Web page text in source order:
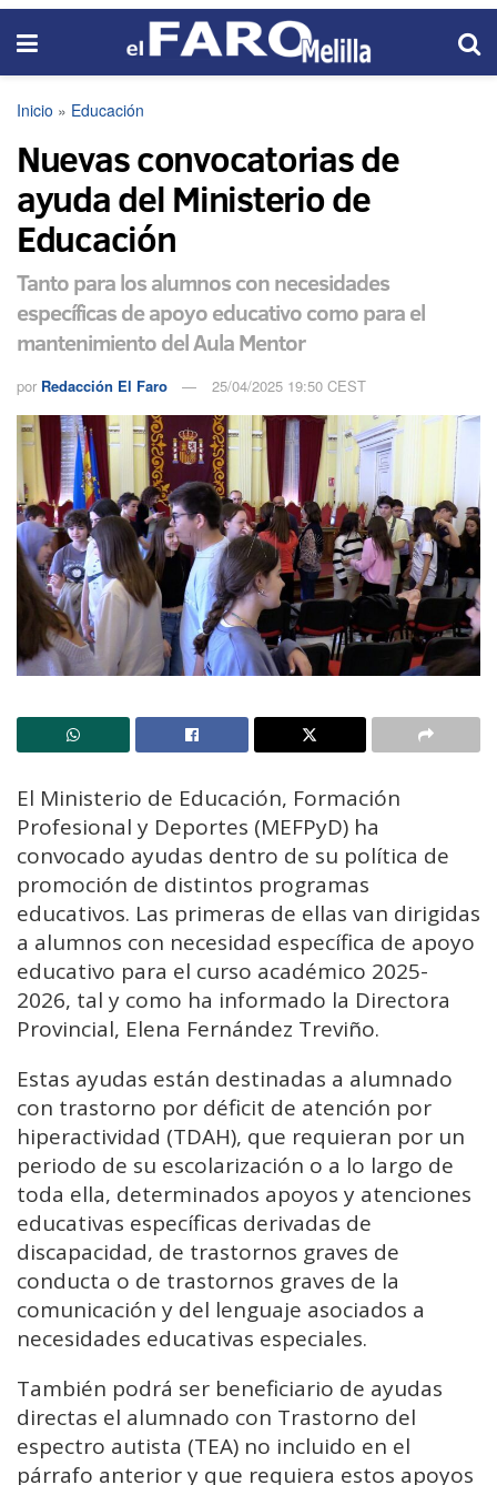
Inicio » Educación
Nuevas convocatorias de
ayuda del Ministerio de
Educación
Tanto para los alumnos con necesidades
específicas de apoyo educativo como para el
mantenimiento del Aula Mentor
por Redacción El Faro 25/04/2025 19:50 CEST
El Ministerio de Educación, Formación
Profesional y Deportes (MEFPyD) ha
convocado ayudas dentro de su política de
promoción de distintos programas
educativos. Las primeras de ellas van dirigidas
a alumnos con necesidad específica de apoyo
educativo para el curso académico 2025-
2026, tal y como ha informado la Directora
Provincial, Elena Fernández Treviño.
Estas ayudas están destinadas a alumnado
con trastorno por déficit de atención por
hiperactividad (TDAH), que requieran por un
periodo de su escolarización o a lo largo de
toda ella, determinados apoyos y atenciones
educativas específicas derivadas de
discapacidad, de trastornos graves de
conducta o de trastornos graves de la
comunicación y del lenguaje asociados a
necesidades educativas especiales.
También podrá ser beneficiario de ayudas
directas el alumnado con Trastorno del
espectro autista (TEA) no incluido en el
párrafo anterior y que requiera estos apoyos